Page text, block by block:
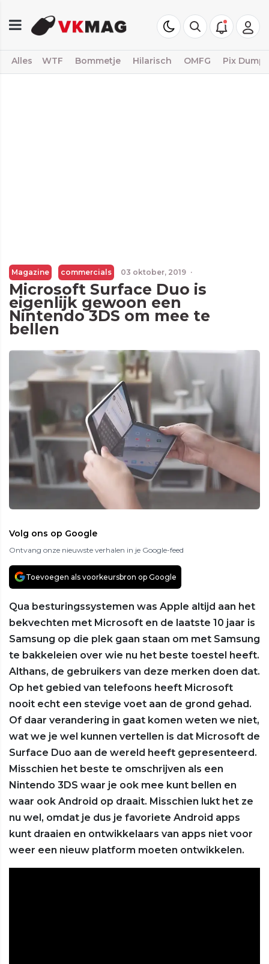
Alles WTF Bommetje Hilarisch OMFG Pix Dump
Magazine commercials 03 oktober, 2019 ·
Microsoft Surface Duo is
eigenlijk gewoon een
Nintendo 3DS om mee te
bellen
Volg ons op Google
Ontvang onze nieuwste verhalen in je Google-feed
Toevoegen als voorkeursbron op Google
Qua besturingssystemen was Apple altijd aan het
bekvechten met Microsoft en de laatste 10 jaar is
Samsung op die plek gaan staan om met Samsung
te bakkeleien over wie nu het beste toestel heeft.
Althans, de gebruikers van deze merken doen dat.
Op het gebied van telefoons heeft Microsoft
nooit echt een stevige voet aan de grond gehad.
Of daar verandering in gaat komen weten we niet,
wat we je wel kunnen vertellen is dat Microsoft de
Surface Duo aan de wereld heeft gepresenteerd.
Misschien het beste te omschrijven als een
Nintendo 3DS waar je ook mee kunt bellen en
waar ook Android op draait. Misschien lukt het ze
nu wel, omdat je dus je favoriete Android apps
kunt draaien en ontwikkelaars van apps niet voor
weer een nieuw platform moeten ontwikkelen.